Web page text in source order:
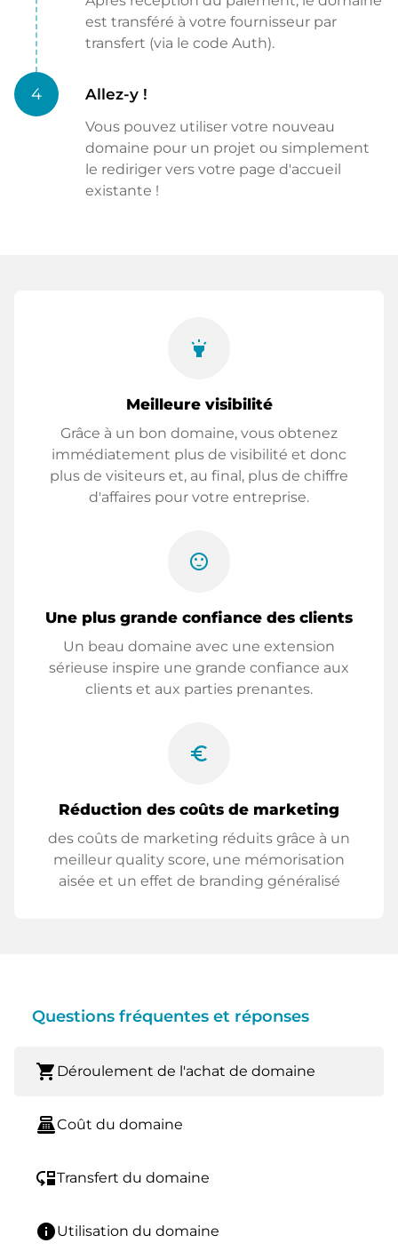
est transféré à votre fournisseur par
transfert (via le code Auth).
4 Allez-y !
Vous pouvez utiliser votre nouveau
domaine pour un projet ou simplement
le rediriger vers votre page d'accueil
existante !
highlight
Meilleure visibilité
Grâce à un bon domaine, vous obtenez
immédiatement plus de visibilité et donc
plus de visiteurs et, au final, plus de chiffre
d'affaires pour votre entreprise.
sentiment_satisfied
Une plus grande confiance des clients
Un beau domaine avec une extension
sérieuse inspire une grande confiance aux
clients et aux parties prenantes.
euro_symbol
Réduction des coûts de marketing
des coûts de marketing réduits grâce à un
meilleur quality score, une mémorisation
aisée et un effet de branding généralisé
Questions fréquentes et réponses
shopping_cart Déroulement de l'achat de domaine
point_of_saleCoût du domaine
move_downTransfert du domaine
infoUtilisation du domaine